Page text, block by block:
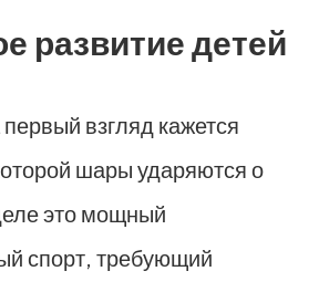
развитие детей
взгляд кажется
шары ударяются о
это мощный
спорт, требующий